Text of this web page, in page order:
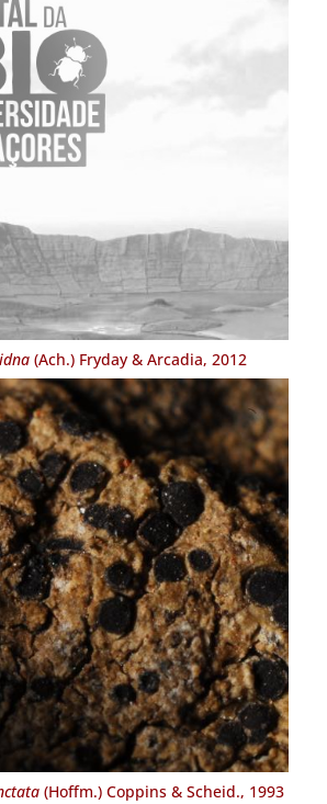
(Ach.) Fryday & Arcadia, 2012
(Hoffm.) Coppins & Scheid., 1993